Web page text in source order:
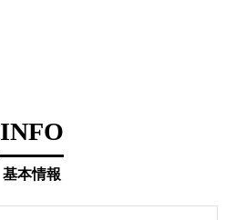
INFO
基本情報